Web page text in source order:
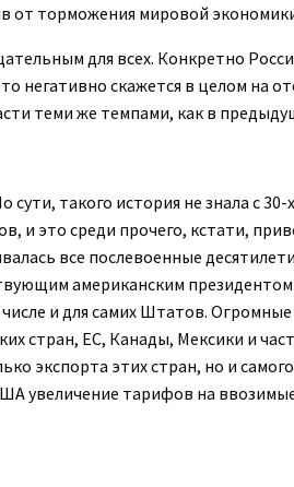
от торможения мировой
для всех. Конкретно
негативно скажется в целом на
теми же темпами, как в
такого история не знала с 30-
это среди прочего, кстати,
все послевоенные
американским
и для самих Штатов.
стран, ЕС, Канады, Мексики и
экспорта этих стран, но и
увеличение тарифов на